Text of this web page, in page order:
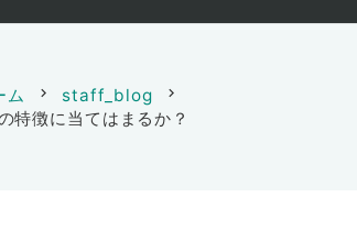
ム chevron_right staff_blog chevron_right
特徴に当てはまるか？